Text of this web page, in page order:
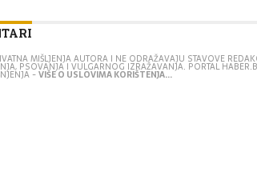
MIŠLJENJA AUTORA I NE ODRAŽAVAJU STAVOVE
PSOVANJA I VULGARNOG IZRAŽAVANJA. PORTAL
-VIŠE O USLOVIMA KORIŠTENJA...